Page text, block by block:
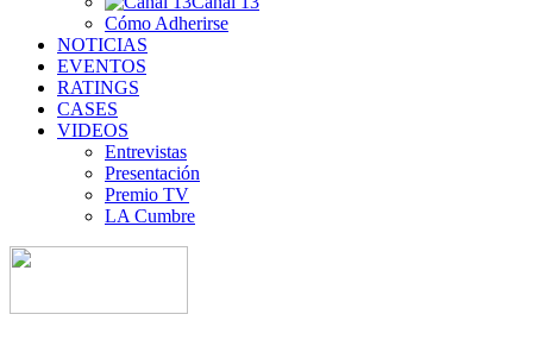
Cómo Adherirse
NOTICIAS
EVENTOS
RATINGS
CASES
VIDEOS
Entrevistas
Presentación
Premio TV
LA Cumbre